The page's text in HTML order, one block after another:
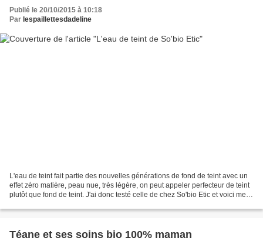
Publié le 20/10/2015 à 10:18
Par lespaillettesdadeline
L'eau de teint fait partie des nouvelles générations de fond de teint avec un
effet zéro matière, peau nue, très légère, on peut appeler perfecteur de teint
plutôt que fond de teint. J'ai donc testé celle de chez So'bio Etic et voici mes
Téane et ses soins bio 100% maman